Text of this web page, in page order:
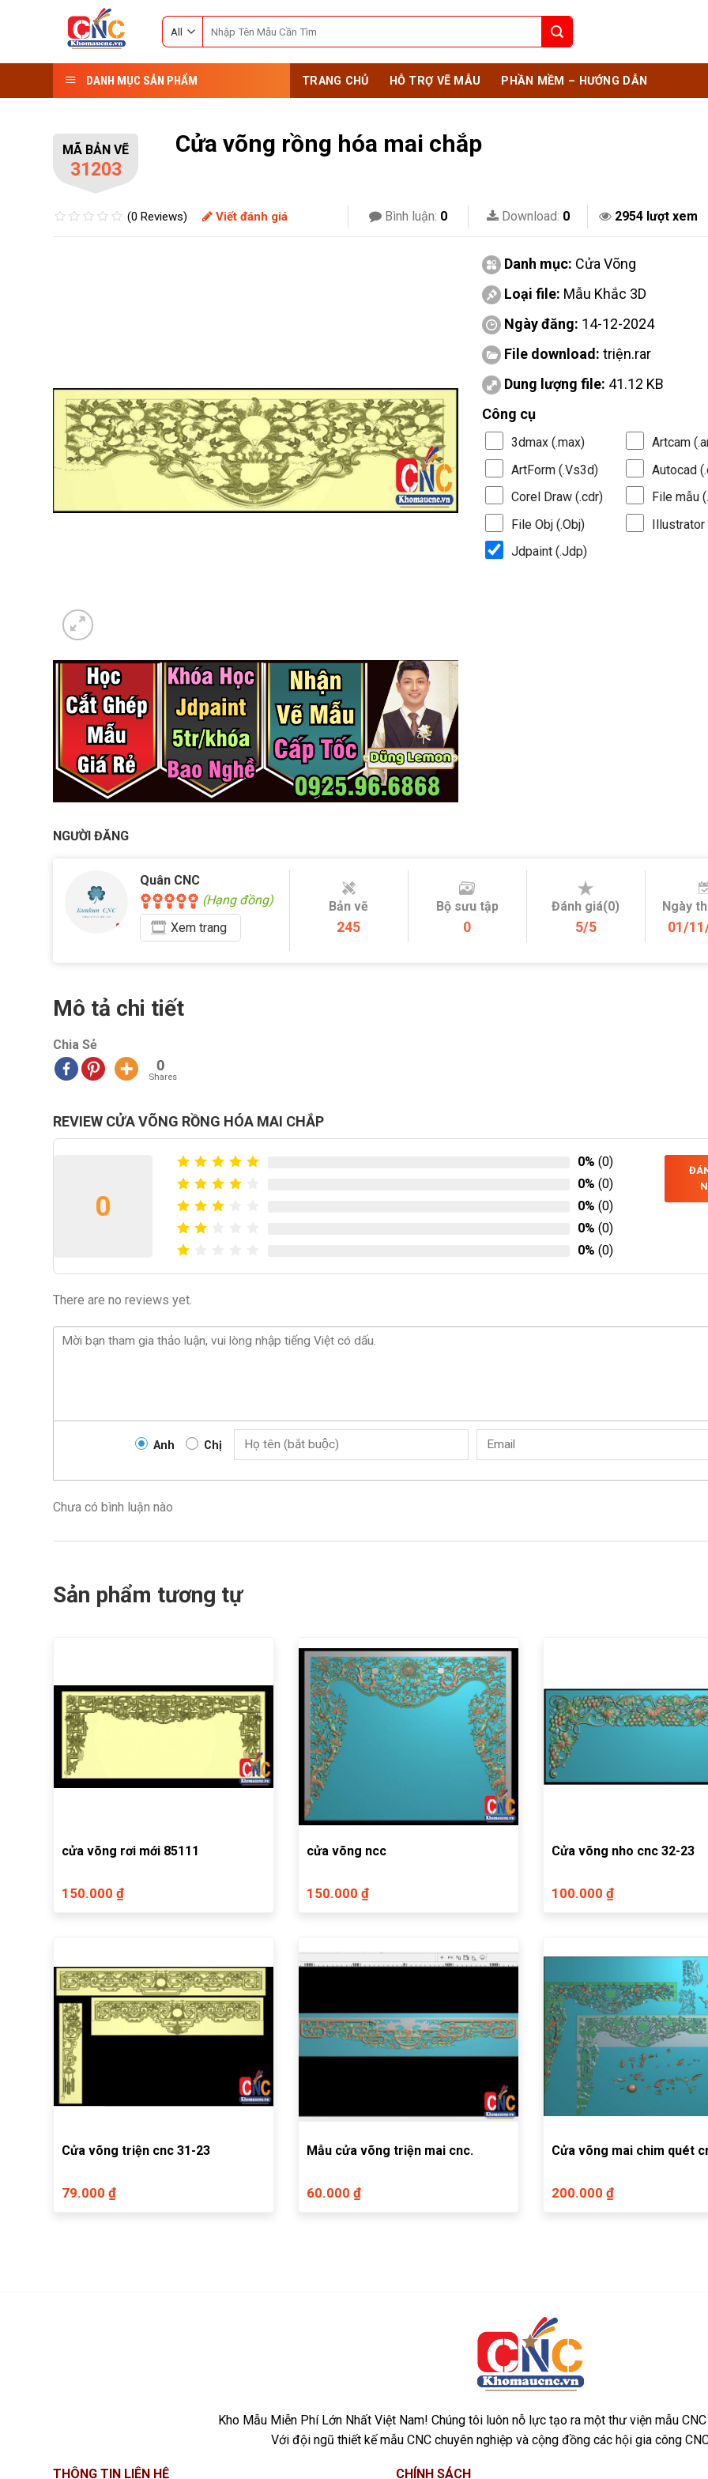
for:
DANH MỤC SẢN PHẨM TRANG CHỦ HỖ TRỢ VẼ MẪU PHẦN MỀM – HƯỚNG DẪN
MÃ BẢN VẼ
31203
Cửa võng rồng hóa mai chắp
(0 Reviews) Viết đánh giá Bình luận: 0 Download: 0 2954 lượt xem
Danh mục: Cửa Võng
Loại file: Mẫu Khắc 3D
Ngày đăng: 14-12-2024
File download: triện.rar
Dung lượng file: 41.12 KB
Công cụ
3dmax (.max)
Artcam
ArtForm (.Vs3d)
Autocad
Corel Draw (.cdr)
File mẫu
File Obj (.Obj)
Illustrator
Jdpaint (.Jdp)
NGƯỜI ĐĂNG
Quân CNC
(Hạng đồng)
Xem trang
Bản vẽ
245
Bộ sưu tập
0
Đánh giá(0)
5/5
Ngày
01/
Mô tả chi tiết
Chia Sẻ
0
Shares
REVIEW CỬA VÕNG RỒNG HÓA MAI CHẮP
0
0% (0)
0% (0)
0% (0)
0% (0)
0% (0)
There are no reviews yet.
Anh Chị
Chưa có bình luận nào
Sản phẩm tương tự
cửa võng rơi mới 85111
150.000 ₫
cửa võng ncc
150.000 ₫
Cửa võng nho cnc 32-23
100.000 ₫
Cửa võng triện cnc 31-23
79.000 ₫
Mẫu cửa võng triện mai cnc.
60.000 ₫
Cửa võng mai chim quét
200.000 ₫
Kho Mẫu Miễn Phí Lớn Nhất Việt Nam! Chúng tôi luôn nỗ lực tạo ra một thư viện mẫu
Với đội ngũ thiết kế mẫu CNC chuyên nghiệp và cộng đồng các hội gia công
THÔNG TIN LIÊN HỆ CHÍNH SÁCH